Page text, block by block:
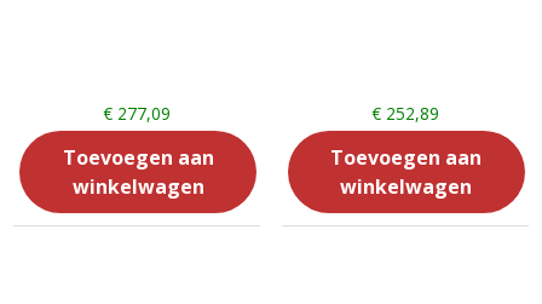
€ 277,09
Toevoegen aan
winkelwagen
€252,89
Toevoegen aan
winkelwagen